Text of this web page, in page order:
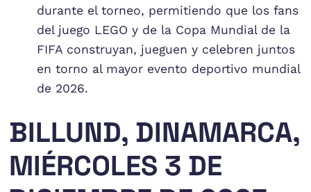
durante el torneo, permitiendo que los fans
del juego LEGO y de la Copa Mundial de la
FIFA construyan, jueguen y celebren juntos
en torno al mayor evento deportivo mundial
de 2026.
BILLUND, DINAMARCA,
MIÉRCOLES 3 DE